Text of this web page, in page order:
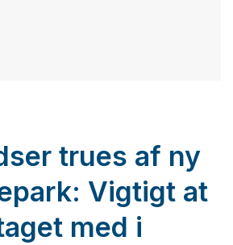
trues af ny
Vigtigt at
med i